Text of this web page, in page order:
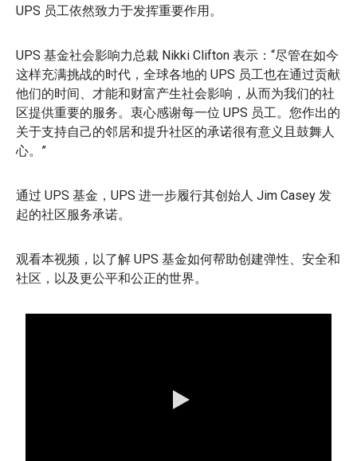
UPS 员工依然致力于发挥重要作用。
UPS 基金社会影响力总裁 Nikki Clifton 表示：“尽管在如今
这样充满挑战的时代，全球各地的 UPS 员工也在通过贡献
他们的时间、才能和财富产生社会影响，从而为我们的社
区提供重要的服务。衷心感谢每一位 UPS 员工。您作出的
关于支持自己的邻居和提升社区的承诺很有意义且鼓舞人
心。”
通过 UPS 基金，UPS 进一步履行其创始人 Jim Casey 发
起的社区服务承诺。
观看本视频，以了解 UPS 基金如何帮助创建弹性、安全和
社区，以及更公平和公正的世界。